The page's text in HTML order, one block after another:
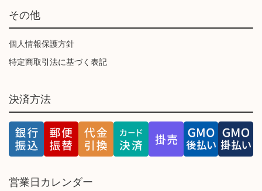
その他
個人情報保護方針
特定商取引法に基づく表記
決済方法
営業日カレンダー